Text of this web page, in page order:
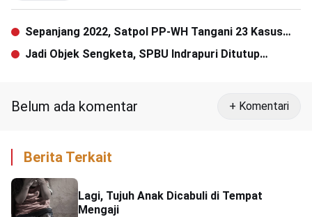
Sepanjang 2022, Satpol PP-WH Tangani 23 Kasus
Khalwat di Aceh Besar
Jadi Objek Sengketa, SPBU Indrapuri Ditutup
Belum ada komentar + Komentari
Berita Terkait
Lagi, Tujuh Anak Dicabuli di Tempat
Mengaji